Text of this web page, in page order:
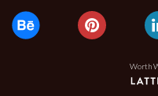
Worth